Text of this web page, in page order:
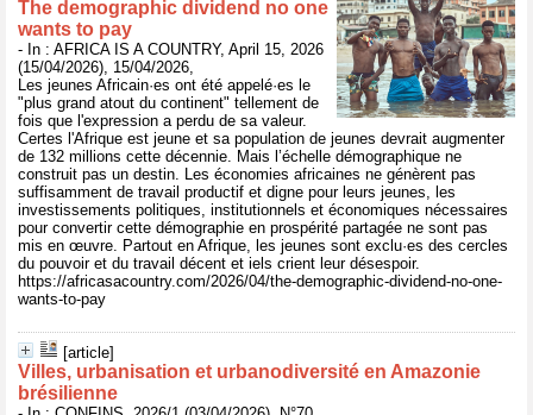
The demographic dividend no one
wants to pay
- In : AFRICA IS A COUNTRY, April 15, 2026
(15/04/2026), 15/04/2026,
Les jeunes Africain·es ont été appelé·es le
"plus grand atout du continent" tellement de
fois que l'expression a perdu de sa valeur.
Certes l'Afrique est jeune et sa population de jeunes devrait augmenter
de 132 millions cette décennie. Mais l’échelle démographique ne
construit pas un destin. Les économies africaines ne génèrent pas
suffisamment de travail productif et digne pour leurs jeunes, les
investissements politiques, institutionnels et économiques nécessaires
pour convertir cette démographie en prospérité partagée ne sont pas
mis en œuvre. Partout en Afrique, les jeunes sont exclu·es des cercles
du pouvoir et du travail décent et iels crient leur désespoir.
https://africasacountry.com/2026/04/the-demographic-dividend-no-one-
wants-to-pay
[article]
Villes, urbanisation et urbanodiversité en Amazonie
brésilienne